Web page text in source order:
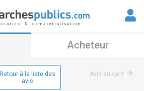
Acheteur
Retour à la liste des
avis
Avis suivant